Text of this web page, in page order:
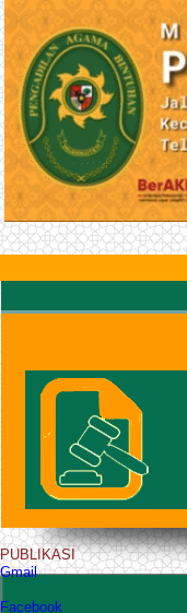
PUBLIKASI
Gmail
Facebook